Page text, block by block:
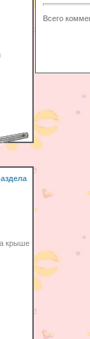
крыше
Всего